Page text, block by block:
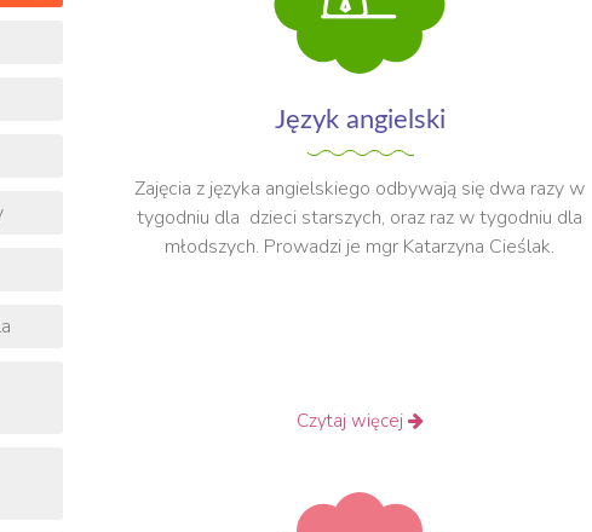
Język angielski
Zajęcia z języka angielskiego odbywają się dwa razy w
tygodniu dla dzieci starszych, oraz raz w tygodniu dla
młodszych. Prowadzi je mgr Katarzyna Cieślak.
Czytaj więcej